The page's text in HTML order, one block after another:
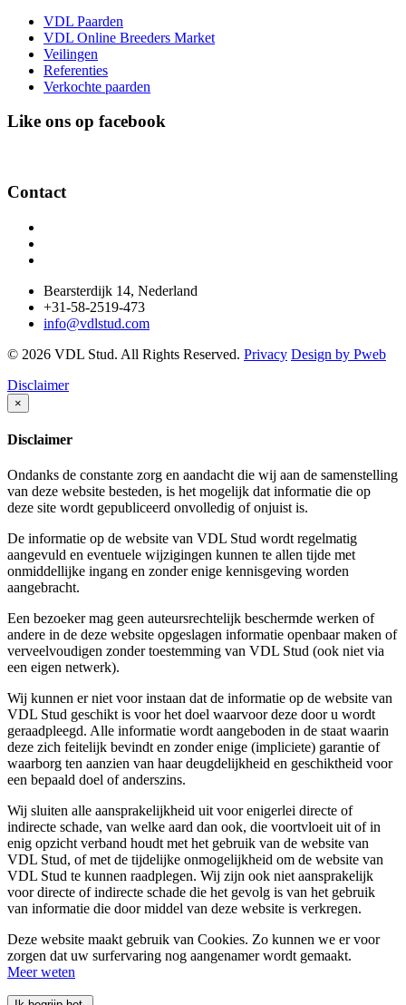
VDL Paarden
VDL Online Breeders Market
Veilingen
Referenties
Verkochte paarden
Like ons op facebook
Contact
Bearsterdijk 14, Nederland
+31-58-2519-473
info@vdlstud.com
© 2026 VDL Stud. All Rights Reserved. Privacy Design by Pweb
Disclaimer
×
Disclaimer
Ondanks de constante zorg en aandacht die wij aan de samenstelling
van deze website besteden, is het mogelijk dat informatie die op
deze site wordt gepubliceerd onvolledig of onjuist is.
De informatie op de website van VDL Stud wordt regelmatig
aangevuld en eventuele wijzigingen kunnen te allen tijde met
onmiddellijke ingang en zonder enige kennisgeving worden
aangebracht.
Een bezoeker mag geen auteursrechtelijk beschermde werken of
andere in de deze website opgeslagen informatie openbaar maken of
verveelvoudigen zonder toestemming van VDL Stud (ook niet via
een eigen netwerk).
Wij kunnen er niet voor instaan dat de informatie op de website van
VDL Stud geschikt is voor het doel waarvoor deze door u wordt
geraadpleegd. Alle informatie wordt aangeboden in de staat waarin
deze zich feitelijk bevindt en zonder enige (impliciete) garantie of
waarborg ten aanzien van haar deugdelijkheid en geschiktheid voor
een bepaald doel of anderszins.
Wij sluiten alle aansprakelijkheid uit voor enigerlei directe of
indirecte schade, van welke aard dan ook, die voortvloeit uit of in
enig opzicht verband houdt met het gebruik van de website van
VDL Stud, of met de tijdelijke onmogelijkheid om de website van
VDL Stud te kunnen raadplegen. Wij zijn ook niet aansprakelijk
voor directe of indirecte schade die het gevolg is van het gebruik
van informatie die door middel van deze website is verkregen.
Deze website maakt gebruik van Cookies. Zo kunnen we er voor
zorgen dat uw surfervaring nog aangenamer wordt gemaakt.
Meer weten